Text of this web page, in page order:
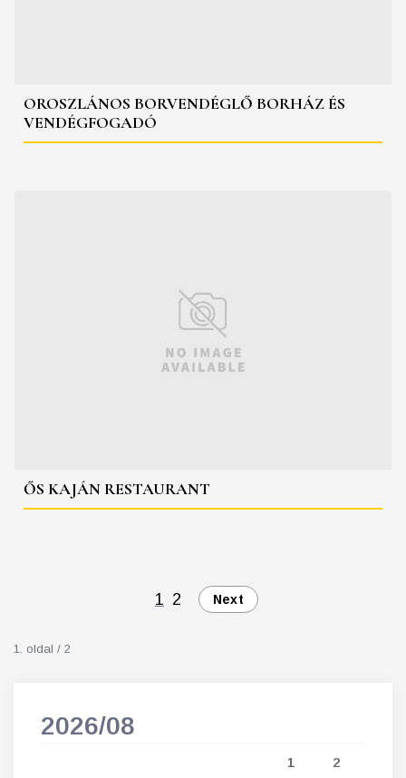
OROSZLÁNOS BORVENDÉGLŐ BORHÁZ ÉS
VENDÉGFOGADÓ
ŐS KAJÁN RESTAURANT
1 2 Next
1. oldal / 2
2026/08
1 2